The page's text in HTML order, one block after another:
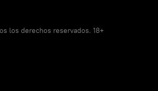
los derechos reservados. 18+